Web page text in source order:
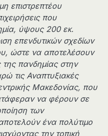
επιστρεπτέου
που
ύψους 200 εκ.
επενδυτικών σχεδίων
ώστε να αποτελέσουν
της πανδημίας στην
τις Αναπτυξιακές
Μακεδονίας, που
να φέρουν σε
των
ένα πολύτιμο
την τοπική